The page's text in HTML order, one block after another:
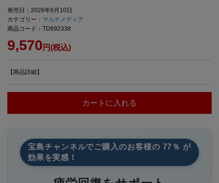
発売日：2026年6月10日
カテゴリー： マルチメディア
商品コード：TD692338
9,570 円(税込)
【商品詳細】
カートに入れる
宝島チャンネルでご購入のお客様の 77％ が
効果を実感！